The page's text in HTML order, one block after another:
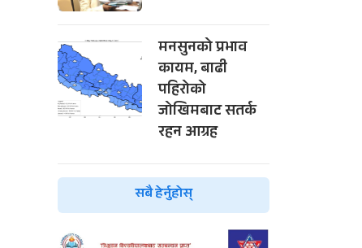
मनसुनको प्रभाव
कायम, बाढी
पहिरोको
जोखिमबाट सतर्क
रहन आग्रह
सबै हेर्नुहोस्